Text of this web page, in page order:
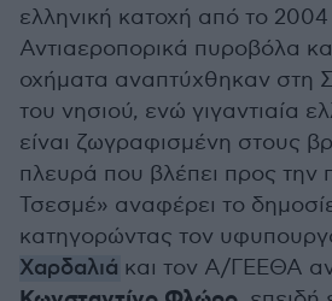
ελληνική κατοχή από το
Αντιαεροπορικά πυροβόλα
οχήματα αναπτύχθηκαν στη
του νησιού, ενώ γιγαντιαία
είναι ζωγραφισμένη στους
πλευρά που βλέπει προς την
Τσεσμέ» αναφέρει το
κατηγορώντας τον
Χαρδαλιά και τον Α/ΓΕΕΘΑ